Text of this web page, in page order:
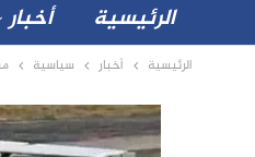
الرئيسية أخبار
الرئيسية أخبار سياسية